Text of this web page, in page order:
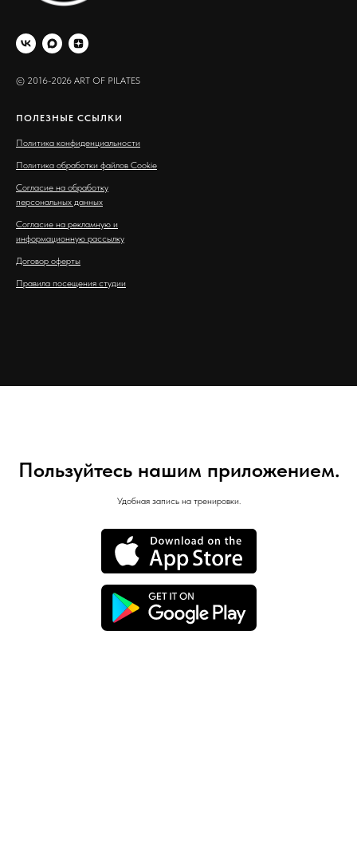
© 2016-2026 ART OF PILATES
ПОЛЕЗНЫЕ ССЫЛКИ
Политика конфиденциальности
Политика обработки файлов Cookie
Согласие на обработку
персональных данных
Согласие на рекламную и
информационную рассылку
Договор оферты
Правила посещения студии
Пользуйтесь нашим приложением.
Удобная запись на тренировки.